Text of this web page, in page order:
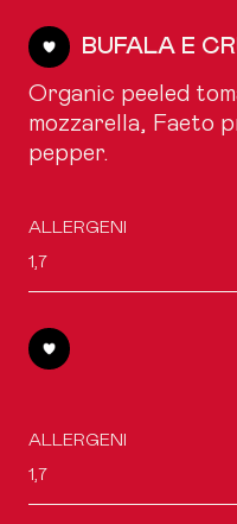
BUFALA E
Organic peeled
mozzarella, Faeto
pepper.
ALLERGENI
1,7
ALLERGENI
1,7